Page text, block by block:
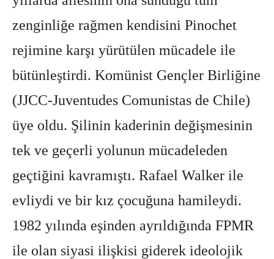
zenginliğe rağmen kendisini Pinochet
rejimine karşı yürütülen mücadele ile
bütünleştirdi. Komünist Gençler Birliğine
(JJCC-Juventudes Comunistas de Chile)
üye oldu. Şilinin kaderinin değişmesinin
tek ve geçerli yolunun mücadeleden
geçtiğini kavramıştı. Rafael Walker ile
evliydi ve bir kız çocuğuna hamileydi.
1982 yılında eşinden ayrıldığında FPMR
ile olan siyasi ilişkisi giderek ideolojik